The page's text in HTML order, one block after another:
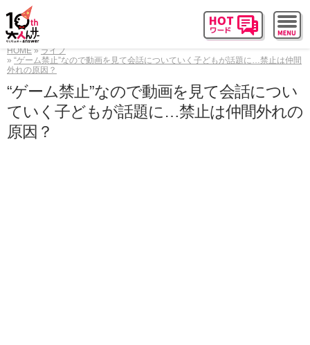
HOME
ライフ
“ゲーム禁止”なので動画を見て会話についていく子どもが話題に…禁止は仲間
外れの原因？
“ゲーム禁止”なので動画を見て会話につい
ていく子どもが話題に…禁止は仲間外れの
原因？